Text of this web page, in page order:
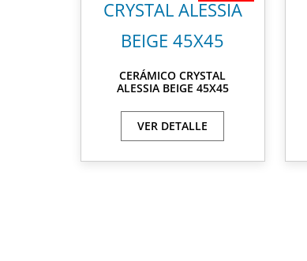
CERÁMICO CRYSTAL
ALESSIA BEIGE 45X45
VER DETALLE